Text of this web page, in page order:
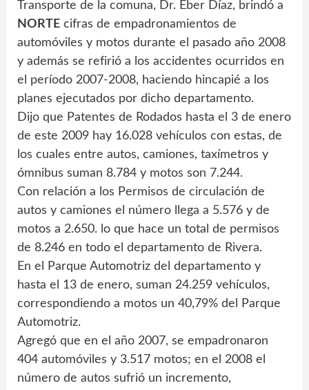
Transporte de la comuna, Dr. Eber Díaz, brindó a
NORTE cifras de empadronamientos de
automóviles y motos durante el pasado año 2008
y además se refirió a los accidentes ocurridos en
el período 2007-2008, haciendo hincapié a los
planes ejecutados por dicho departamento.
Dijo que Patentes de Rodados hasta el 3 de enero
de este 2009 hay 16.028 vehículos con estas, de
los cuales entre autos, camiones, taxímetros y
ómnibus suman 8.784 y motos son 7.244.
Con relación a los Permisos de circulación de
autos y camiones el número llega a 5.576 y de
motos a 2.650. lo que hace un total de permisos
de 8.246 en todo el departamento de Rivera.
En el Parque Automotriz del departamento y
hasta el 13 de enero, suman 24.259 vehículos,
correspondiendo a motos un 40,79% del Parque
Automotriz.
Agregó que en el año 2007, se empadronaron
404 automóviles y 3.517 motos; en el 2008 el
número de autos sufrió un incremento,